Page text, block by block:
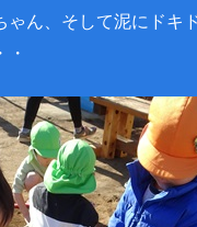
ゃん、そして泥にド